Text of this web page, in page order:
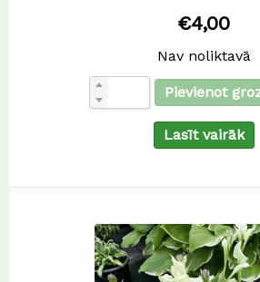
€4,00
Nav noliktavā
Pievienot
Lasīt vairāk